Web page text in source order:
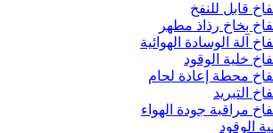
قابل للنفخ
بخاخ رذاذ مطهر
آلة الوسادة الهوائية
خلية الوقود
محطة إعادة لحام
التبريد
مراقبة جودة الهواء
الوقود